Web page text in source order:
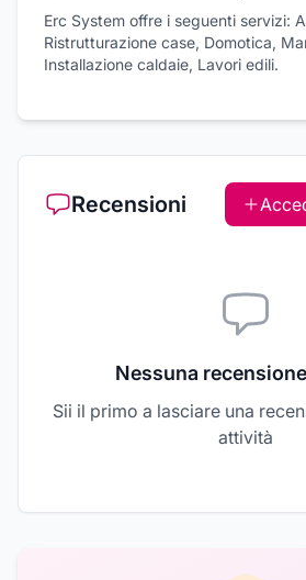
Erc System offre i seguenti servizi:
Ristrutturazione case, Domotica,
Installazione caldaie, Lavori edili.
Recensioni
Nessuna
Sii il primo a lasciare una
attività